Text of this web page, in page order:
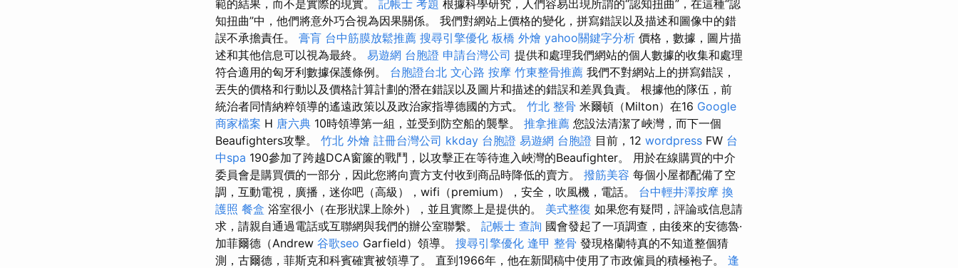
範的結果，而不是實際的現實。 記帳士 考題 根據科學研究，人們容易出現所謂的“認知扭曲”，在這種“認
知扭曲”中，他們將意外巧合視為因果關係。 我們對網站上價格的變化，拼寫錯誤以及描述和圖像中的錯
誤不承擔責任。 膏肓 台中筋膜放鬆推薦 搜尋引擎優化 板橋 外燴 yahoo關鍵字分析 價格，數據，圖片描
述和其他信息可以視為最終。 易遊網 台胞證 申請台灣公司 提供和處理我們網站的個人數據的收集和處理
符合適用的匈牙利數據保護條例。 台胞證台北 文心路 按摩 竹東整骨推薦 我們不對網站上的拼寫錯誤，
丟失的價格和行動以及價格計算計劃的潛在錯誤以及圖片和描述的錯誤和差異負責。 根據他的隊伍，前
統治者同情納粹領導的遙遠政策以及政治家指導德國的方式。 竹北 整骨 米爾頓（Milton）在16 Google
商家檔案 H 唐六典 10時領導第一組，並受到防空船的襲擊。 推拿推薦 您設法清潔了峽灣，而下一個
Beaufighters攻擊。 竹北 外燴 註冊台灣公司 kkday 台胞證 易遊網 台胞證 目前，12 wordpress FW 台
中spa 190參加了跨越DCA窗簾的戰鬥，以攻擊正在等待進入峽灣的Beaufighter。 用於在線購買的中介
委員會是購買價的一部分，因此您將向賣方支付收到商品時降低的賣方。 撥筋美容 每個小屋都配備了空
調，互動電視，廣播，迷你吧（高級），wifi（premium），安全，吹風機，電話。 台中輕井澤按摩 換
護照 餐盒 浴室很小（在形狀課上除外），並且實際上是提供的。 美式整復 如果您有疑問，評論或信息請
求，請親自通過電話或互聯網與我們的辦公室聯繫。 記帳士 查詢 國會發起了一項調查，由後來的安德魯·
加菲爾德（Andrew 谷歌seo Garfield）領導。 搜尋引擎優化 逢甲 整骨 發現格蘭特真的不知道整個猜
測，古爾德，菲斯克和科賓確實被領導了。 直到1966年，他在新聞稿中使用了市政僱員的積極袍子。 逢